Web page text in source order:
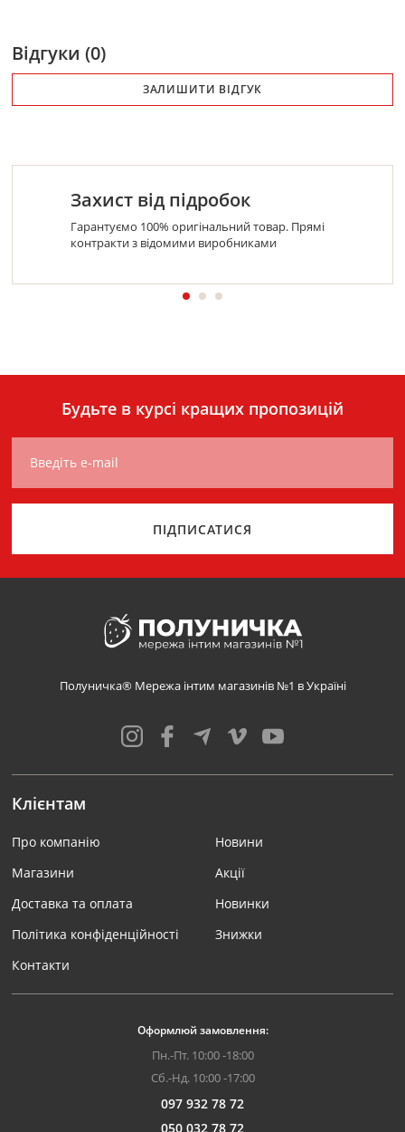
Відгуки (0)
ЗАЛИШИТИ ВІДГУК
Захист від підробок
Гарантуємо 100% оригінальний товар. Прямі
контракти з відомими виробниками
Будьте в курсі кращих пропозицій
Введіть e-mail
ПІДПИСАТИСЯ
Полуничка® Мережа інтим магазинів №1 в Україні
Клієнтам
Про компанію
Магазини
Доставка та оплата
Політика конфіденційності
Контакти
Новини
Акції
Новинки
Знижки
Оформлюй замовлення:
Пн.-Пт. 10:00 -18:00
Сб.-Нд. 10:00 -17:00
097 932 78 72
050 032 78 72